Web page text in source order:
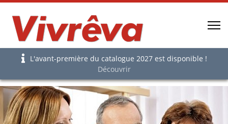
L'avant-première du catalogue 2027 est disponible !
Découvrir